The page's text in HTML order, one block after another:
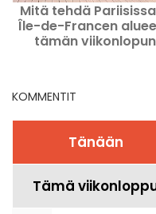
Mitä tehdä
Île-de-Francen
tämän viikonlopun
KOMMENTIT
Tänään
Tämä